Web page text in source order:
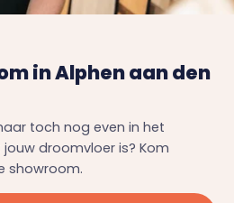
in Alphen aan den
toch nog even in het
droomvloer is? Kom
showroom.